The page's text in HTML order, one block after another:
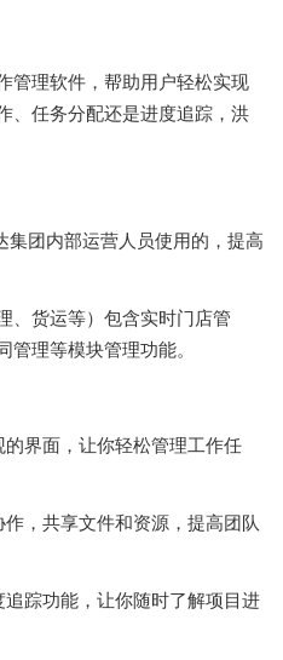
管理软件，帮助用户轻松实现
、任务分配还是进度追踪，洪
集团内部运营人员使用的，提高
、货运等）包含实时门店管
管理等模块管理功能。
界面，让你轻松管理工作任
，共享文件和资源，提高团队
踪功能，让你随时了解项目进